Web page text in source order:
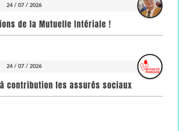
24 / 07 / 2026
de la Mutuelle Intériale !
24 / 07 / 2026
contribution les assurés sociaux